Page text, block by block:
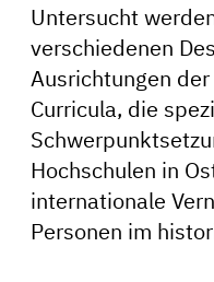
Untersucht
verschiedenen
Ausrichtungen
Curricula, die
Hochschulen in
internationale
Personen im